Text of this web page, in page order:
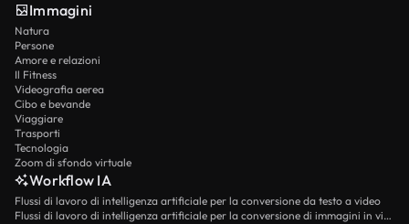
Immagini
Natura
Persone
Amore e relazioni
Il Fitness
Videografia aerea
Cibo e bevande
Viaggiare
Trasporti
Tecnologia
Zoom di sfondo virtuale
Workflow IA
Flussi di lavoro di intelligenza artificiale per la conversione da testo a video
Flussi di lavoro di intelligenza artificiale per la conversione di immagini in video